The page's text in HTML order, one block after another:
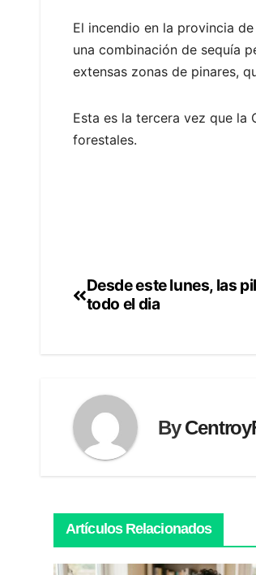
El incendio en la provincia
una combinación de sequía
extensas zonas de pinares,
Esta es la tercera vez que la
forestales.
Navegación
Desde este lunes, las
todo el dia
By
Artículos Relacionados